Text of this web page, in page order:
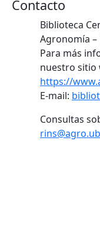
Contacto
Biblioteca
Agronomía –
Para más
nuestro sitio
https://
E-mail:
Consultas